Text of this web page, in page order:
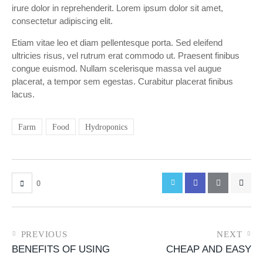
irure dolor in reprehenderit. Lorem ipsum dolor sit amet,
consectetur adipiscing elit.
Etiam vitae leo et diam pellentesque porta. Sed eleifend
ultricies risus, vel rutrum erat commodo ut. Praesent finibus
congue euismod. Nullam scelerisque massa vel augue
placerat, a tempor sem egestas. Curabitur placerat finibus
lacus.
Farm Food Hydroponics
0
PREVIOUS
BENEFITS OF USING
NEXT
CHEAP AND EASY